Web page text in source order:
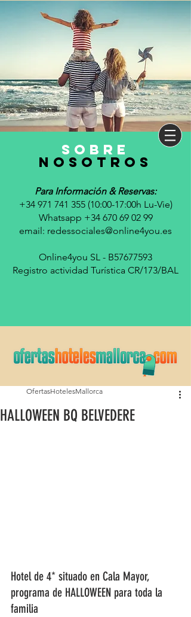
sobre
nosotros
Para Información & Reservas:
+34 971 741 355 (10:00-17:00h Lu-Vie)
Whatsapp +34 670 69 02 99
email: redessociales@online4you.es
Online4you SL - B57677593
Registro actividad Turística CR/173/BAL
HALLOWEEN BQ BELVEDERE
OfertasHotelesMallorca
Hotel de 4* situado en Cala Mayor,
programa de HALLOWEEN para toda la
familia